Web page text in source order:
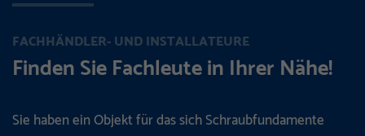
FACHHÄNDLER- UND INSTALLATEURE
Finden Sie Fachleute in Ihrer Nähe!
Sie haben ein Objekt für das sich Schraubfundamente